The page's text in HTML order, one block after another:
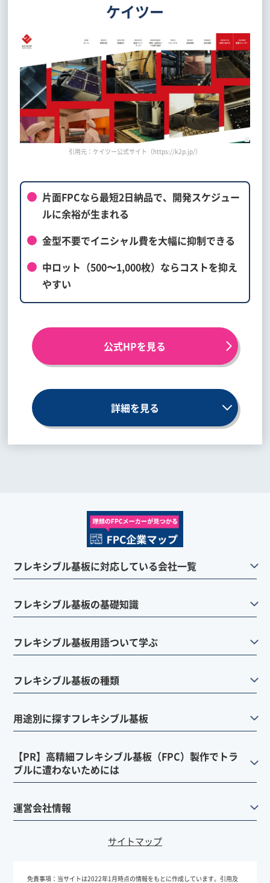
ケイツー
引用元：ケイツー公式サイト（https://k2p.jp/）
片面FPCなら最短2日納品で、開発スケジュー
ルに余裕が生まれる
金型不要でイニシャル費を大幅に抑制できる
中ロット（500〜1,000枚）ならコストを抑え
やすい
公式HPを見る
詳細を見る
フレキシブル基板に対応している会社一覧
フレキシブル基板の基礎知識
フレキシブル基板用語ついて学ぶ
フレキシブル基板の種類
用途別に探すフレキシブル基板
【PR】高精細フレキシブル基板（FPC）製作でトラ
ブルに遭わないためには
運営会社情報
サイトマップ
免責事項： 当サイトは2022年1月時点の情報をもとに作成しています。引用及